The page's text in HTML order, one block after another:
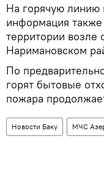
На горячую линию
информация
территории возле
Наримановском
По
горят бытовые
пожара
Новости Баку МЧС